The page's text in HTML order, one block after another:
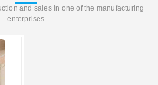
and sales in one of the manufacturing
enterprises